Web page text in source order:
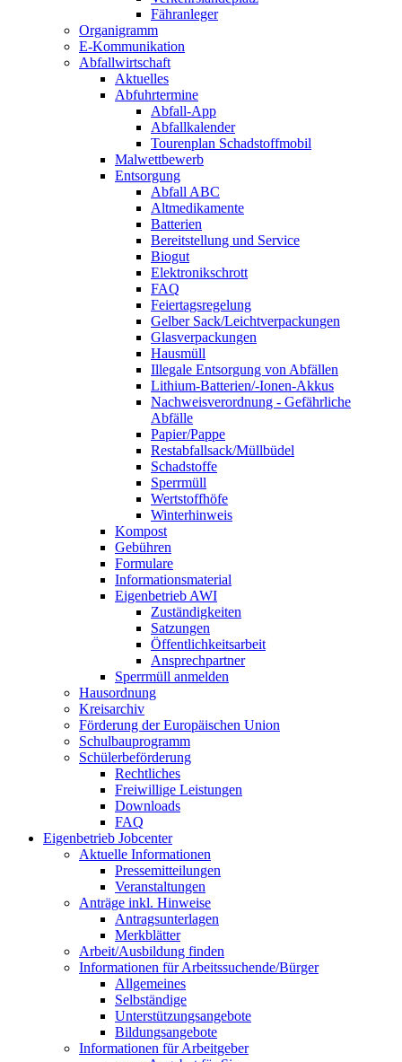
Fähranleger
Organigramm
E-Kommunikation
Abfallwirtschaft
Aktuelles
Abfuhrtermine
Abfall-App
Abfallkalender
Tourenplan Schadstoffmobil
Malwettbewerb
Entsorgung
Abfall ABC
Altmedikamente
Batterien
Bereitstellung und Service
Biogut
Elektronikschrott
FAQ
Feiertagsregelung
Gelber Sack/Leichtverpackungen
Glasverpackungen
Hausmüll
Illegale Entsorgung von Abfällen
Lithium-Batterien/-Ionen-Akkus
Nachweisverordnung - Gefährliche
Abfälle
Papier/Pappe
Restabfallsack/Müllbüdel
Schadstoffe
Sperrmüll
Wertstoffhöfe
Winterhinweis
Kompost
Gebühren
Formulare
Informationsmaterial
Eigenbetrieb AWI
Zuständigkeiten
Satzungen
Öffentlichkeitsarbeit
Ansprechpartner
Sperrmüll anmelden
Hausordnung
Kreisarchiv
Förderung der Europäischen Union
Schulbauprogramm
Schülerbeförderung
Rechtliches
Freiwillige Leistungen
Downloads
FAQ
Eigenbetrieb Jobcenter
Aktuelle Informationen
Pressemitteilungen
Veranstaltungen
Anträge inkl. Hinweise
Antragsunterlagen
Merkblätter
Arbeit/Ausbildung finden
Informationen für Arbeitssuchende/Bürger
Allgemeines
Selbständige
Unterstützungs­angebote
Bildungsangebote
Informationen für Arbeitgeber